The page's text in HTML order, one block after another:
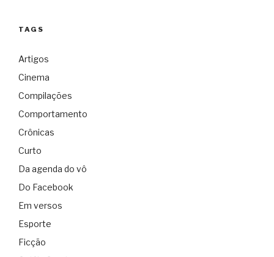
TAGS
Artigos
Cinema
Compilações
Comportamento
Crônicas
Curto
Da agenda do vô
Do Facebook
Em versos
Esporte
Ficção